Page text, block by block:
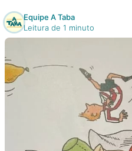
Equipe A Taba
Leitura de 1 minuto